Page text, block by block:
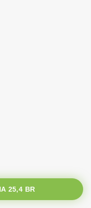
25,4 BR